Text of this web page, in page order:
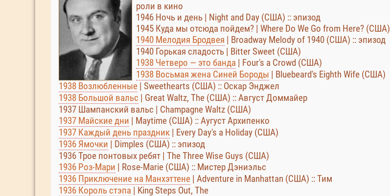
роли в кино
1946 Ночь и день | Night and Day (США) :: эпизод
1945 Куда мы отсюда пойдем? | Where Do We Go from Here? (США)
1940 Мелодия Бродвея | Broadway Melody of 1940 (США) :: эпизод
1940 Горькая сладость | Bitter Sweet (США)
1938 Четверо — это банда | Four's a Crowd (США)
1938 Восьмая жена Синей Бороды | Bluebeard's Eighth Wife (США)
1938 Возлюбленные | Sweethearts (США) :: Оскар Энджел
1938 Большой вальс | Great Waltz, The (США) :: Август Доммайер
1937 Шампанский вальс | Champagne Waltz (США)
1937 Майские дни | Maytime (США) :: Аугуст Архипенко
1937 Каждый день праздник | Every Day's a Holiday (США)
1936 Ямочки | Dimples (США) :: эпизод
1936 Трое понтовых ребят | The Three Wise Guys (США)
1936 Роз-Мари | Rose-Marie (США) :: Мистер Дэниэльс
1936 Приключение на Манхэттене | Adventure in Manhattan (США) :: Тим
1936 Король стэпа | King Steps Out, The